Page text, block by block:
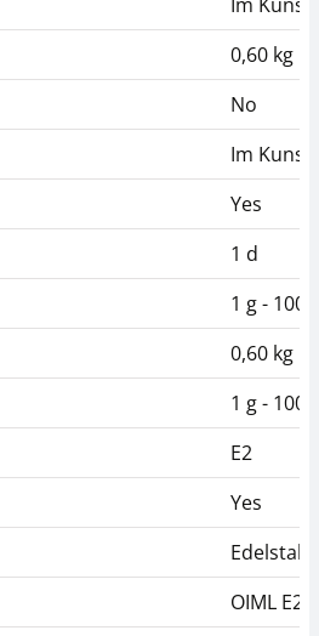
0,60 kg
No
Im
Yes
1 d
1 g - 100
0,60 kg
1 g - 100
E2
Yes
OIML E2